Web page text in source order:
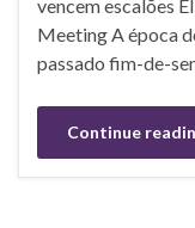
vencem escalões
Meeting A época
passado fim-de-
Continue